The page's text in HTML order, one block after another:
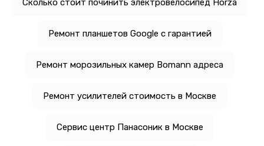
Сколько стоит починить электровелосипед Horza
Ремонт планшетов Google с гарантией
Ремонт морозильных камер Bomann адреса
Ремонт усилителей стоимость в Москве
Сервис центр Панасоник в Москве